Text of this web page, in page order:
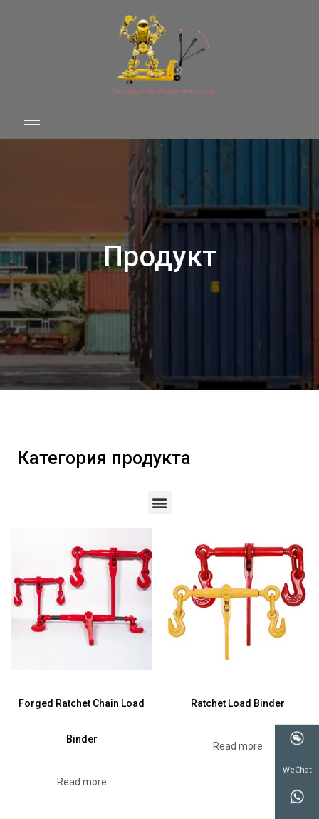
Продукт
Категория продукта
Forged Ratchet Chain Load
Binder
Read more
Ratchet Load Binder
Read more